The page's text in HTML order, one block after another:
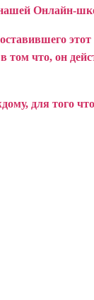
Онлайн-
что, он
для того